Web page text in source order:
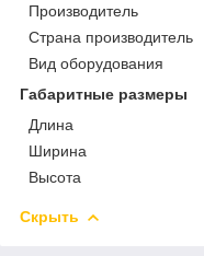
Производитель
Страна производитель
Вид оборудования
Габаритные размеры
Длина
Ширина
Высота
Скрыть